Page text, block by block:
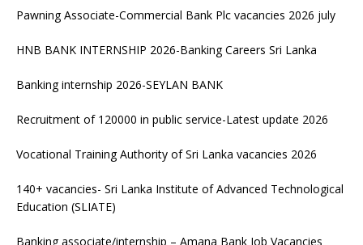
Pawning Associate-Commercial Bank Plc vacancies 2026 july
HNB BANK INTERNSHIP 2026-Banking Careers Sri Lanka
Banking internship 2026-SEYLAN BANK
Recruitment of 120000 in public service-Latest update 2026
Vocational Training Authority of Sri Lanka vacancies 2026
140+ vacancies- Sri Lanka Institute of Advanced Technological
Education (SLIATE)
Banking associate/internship – Amana Bank Job Vacancies